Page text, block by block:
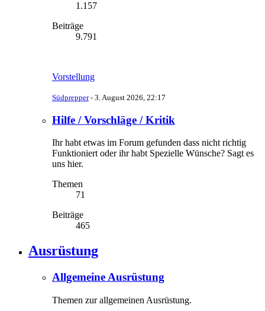
1.157
Beiträge
9.791
Vorstellung
Südprepper- 3. August 2026, 22:17
Hilfe / Vorschläge / Kritik
Ihr habt etwas im Forum gefunden dass nicht richtig
Funktioniert oder ihr habt Spezielle Wünsche? Sagt es
uns hier.
Themen
71
Beiträge
465
Ausrüstung
Allgemeine Ausrüstung
Themen zur allgemeinen Ausrüstung.